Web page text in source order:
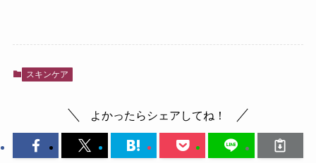
スキンケア
よかったらシェアしてね！